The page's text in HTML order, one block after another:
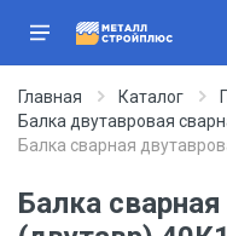
Главная Каталог
Балка двутавровая
Балка сварная
Балка